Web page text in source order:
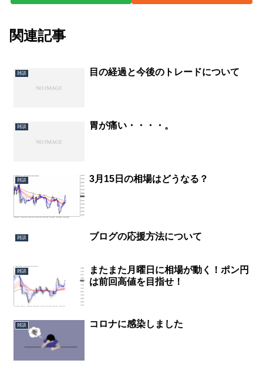
関連記事
雑談 目の経過と今後のトレードについて
雑談 胃が痛い・・・・。
雑談 3月15日の相場はどうなる？
雑談 ブログの応援方法について
雑談
またまた月曜日に相場が動く！ポン円
は前回高値を目指せ！
雑談 コロナに感染しました